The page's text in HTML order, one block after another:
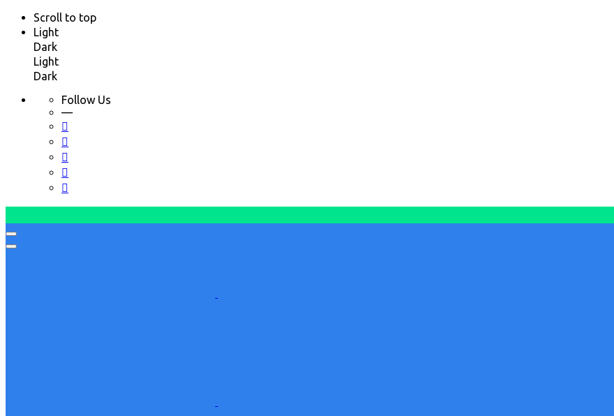
Scroll to top
Light
Dark
Light
Dark
Follow Us
—